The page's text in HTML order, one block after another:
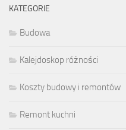
KATEGORIE
Budowa
Kalejdoskop różności
Koszty budowy i remontów
Remont kuchni